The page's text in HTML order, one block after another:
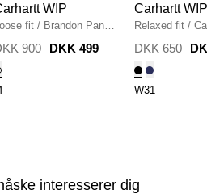
WIP
Loose fit / Brandon Pant
900 DKK 499
Carhartt WIP
Relaxed fit /
Simple Shorts /
DKK 650
W31
interesserer dig